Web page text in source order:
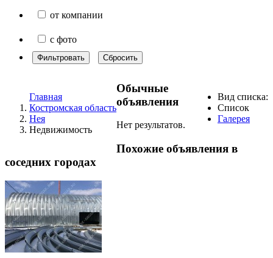
от компании
с фото
Фильтровать Сбросить
Главная
Костромская область
Нея
Недвижимость
Вид списка:
Список
Галерея
Обычные
объявления
Нет результатов.
Похожие объявления в
соседних городах